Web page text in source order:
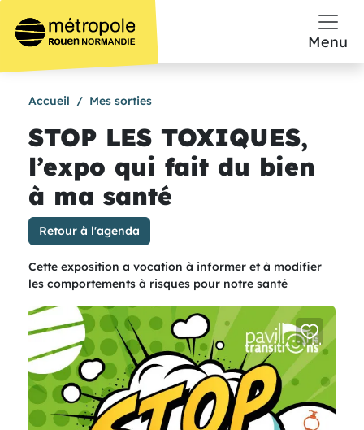
Menu
Accueil Mes sorties
STOP LES TOXIQUES,
l’expo qui fait du bien
à ma santé
Retour à l'agenda
Cette exposition a vocation à informer et à modifier
les comportements à risques pour notre santé
add
or
remove